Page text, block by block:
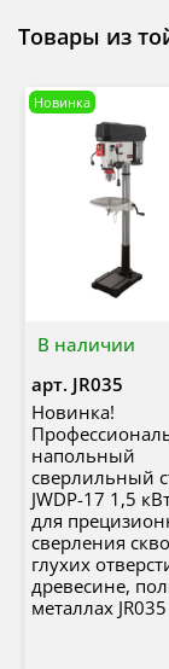
Товары из
В наличии
Новинка
арт. JR035
Новинка!
напольный
сверлильный
JWDP-17 1,5
для
сверления
глухих
древесине,
металлах JR035